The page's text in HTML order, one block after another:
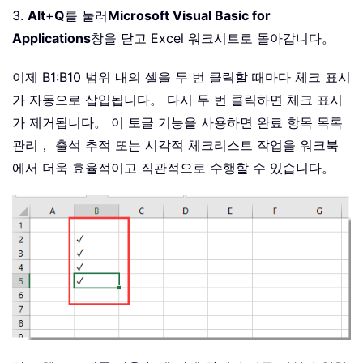
3. Alt+Q를 눌러Microsoft Visual Basic for
Applications창을 닫고 Excel 워크시트로 돌아갑니다。
이제 B1:B10 범위 내의 셀을 두 번 클릭할 때마다 체크 표시
가 자동으로 삽입됩니다。 다시 두 번 클릭하면 체크 표시
가 제거됩니다。 이 토글 기능을 사용하면 완료 항목 목록
관리， 출석 추적 또는 시각적 체크리스트 작업을 워크북
에서 더욱 효율적이고 직관적으로 수행할 수 있습니다。